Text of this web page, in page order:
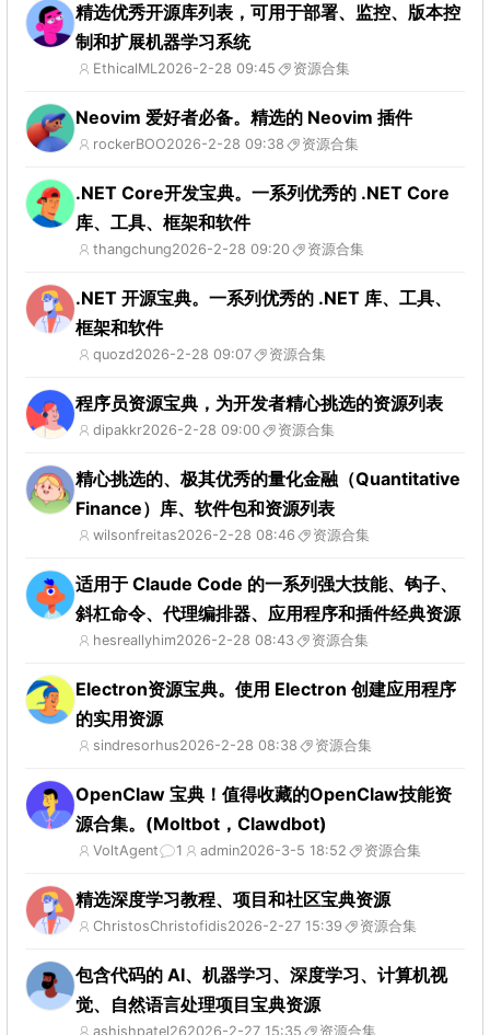
精选优秀开源库列表，可用于部署、监控、版本控
制和扩展机器学习系统
EthicalML2026-2-28 09:45 资源合集
Neovim 爱好者必备。精选的 Neovim 插件
rockerBOO2026-2-28 09:38 资源合集
.NET Core开发宝典。一系列优秀的 .NET Core
库、工具、框架和软件
thangchung2026-2-28 09:20 资源合集
.NET 开源宝典。一系列优秀的 .NET 库、工具、
框架和软件
quozd2026-2-28 09:07 资源合集
程序员资源宝典，为开发者精心挑选的资源列表
dipakkr2026-2-28 09:00 资源合集
精心挑选的、极其优秀的量化金融（Quantitative
Finance）库、软件包和资源列表
wilsonfreitas2026-2-28 08:46 资源合集
适用于 Claude Code 的一系列强大技能、钩子、
斜杠命令、代理编排器、应用程序和插件经典资源
hesreallyhim2026-2-28 08:43 资源合集
Electron资源宝典。使用 Electron 创建应用程序
的实用资源
sindresorhus2026-2-28 08:38 资源合集
OpenClaw 宝典！值得收藏的OpenClaw技能资
源合集。(Moltbot，Clawdbot)
VoltAgent 1 admin2026-3-5 18:52 资源合集
精选深度学习教程、项目和社区宝典资源
ChristosChristofidis2026-2-27 15:39 资源合集
包含代码的 AI、机器学习、深度学习、计算机视
觉、自然语言处理项目宝典资源
ashishpatel262026-2-27 15:35 资源合集